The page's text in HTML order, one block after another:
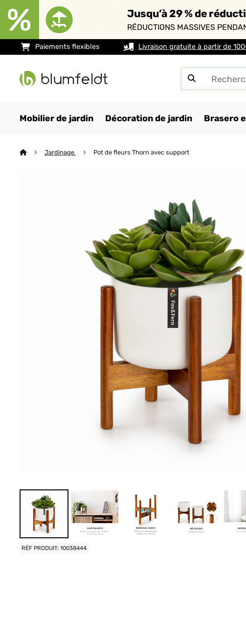
Jusqu’à 29 % de
RÉDUCTIONS MASSIVES
Paiements flexibles Livraison gratuite à partir de
Mobilier de jardin Décoration de jardin Brasero
Jardinage Pot de fleurs Thorn avec support
RÉF PRODUIT: 10038444